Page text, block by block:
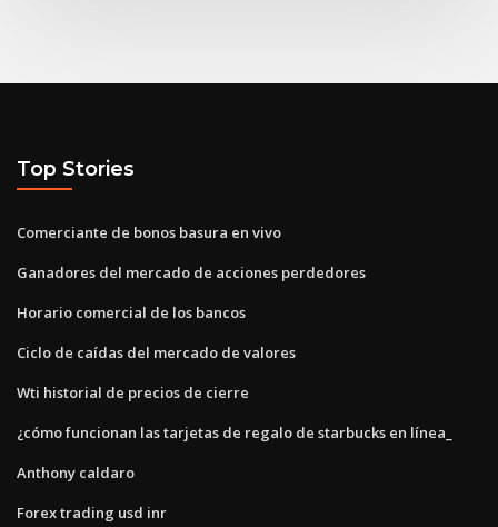
Top Stories
Comerciante de bonos basura en vivo
Ganadores del mercado de acciones perdedores
Horario comercial de los bancos
Ciclo de caídas del mercado de valores
Wti historial de precios de cierre
¿cómo funcionan las tarjetas de regalo de starbucks en línea_
Anthony caldaro
Forex trading usd inr